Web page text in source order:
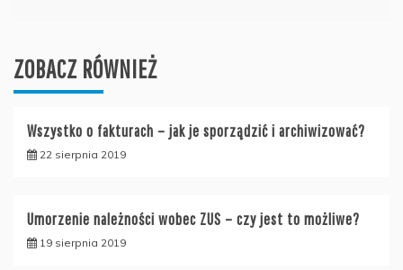
ZOBACZ RÓWNIEŻ
Wszystko o fakturach – jak je sporządzić i archiwizować?
22 sierpnia 2019
Umorzenie należności wobec ZUS – czy jest to możliwe?
19 sierpnia 2019